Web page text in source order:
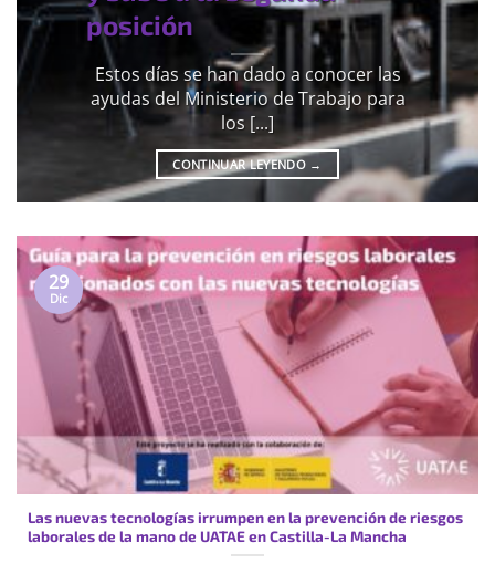
posición
Estos días se han dado a conocer las
ayudas del Ministerio de Trabajo para
los [...]
CONTINUAR LEYENDO →
Las nuevas tecnologías irrumpen en la prevención de riesgos
laborales de la mano de UATAE en Castilla-La Mancha
29
Dic